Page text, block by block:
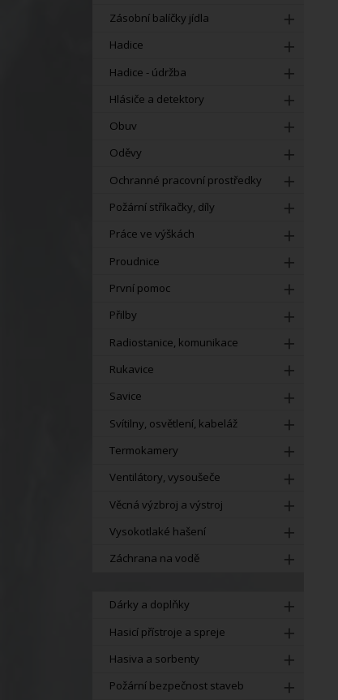
Zásobní balíčky jídla
Hadice
Hadice - údržba
Hlásiče a detektory
Obuv
Oděvy
Ochranné pracovní prostředky
Požární stříkačky, díly
Práce ve výškách
Proudnice
První pomoc
Přilby
Radiostanice, komunikace
Rukavice
Savice
Svítilny, osvětlení, kabeláž
Termokamery
Ventilátory, vysoušeče
Věcná výzbroj a výstroj
Vysokotlaké hašení
Záchrana na vodě
Dárky a doplňky
Hasicí přístroje a spreje
Hasiva a sorbenty
Požární bezpečnost staveb